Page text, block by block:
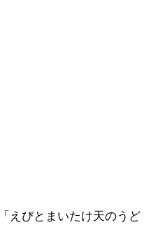
えびとまいたけ天のうど